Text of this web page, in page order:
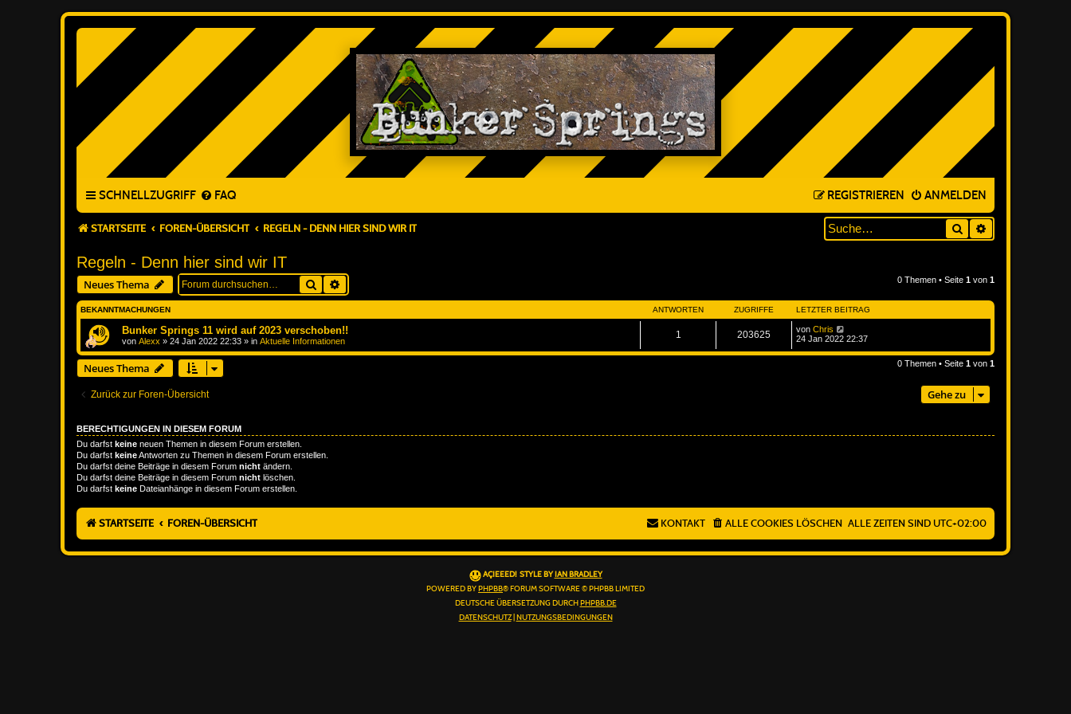
SCHNELLZUGRIFF FAQ ANMELDEN
REGISTRIEREN
STARTSEITE FOREN-ÜBERSICHT REGELN - DENN HIER SIND WIR IT Suche
Regeln - Denn hier sind wir IT
Neues Thema Suche 0 Themen • Seite 1 von 1
BEKANNTMACHUNGEN ANTWORTEN ZUGRIFFE LETZTER BEITRAG
Bunker Springs 11 wird auf 2023 verschoben!!
von Alexx » 24 Jan 2022 22:33 » in Aktuelle Informationen
1 203625 von Chris
24 Jan 2022 22:37
Neues Thema 0 Themen • Seite 1 von 1
Zurück zur Foren-Übersicht Gehe zu
BERECHTIGUNGEN IN DIESEM FORUM
Du darfst keine neuen Themen in diesem Forum erstellen.
Du darfst keineAntworten zu Themen in diesem Forum erstellen.
Du darfst deine Beiträge in diesem Forum nicht ändern.
Du darfst deine Beiträge in diesem Forum nicht löschen.
Du darfst keine Dateianhänge in diesem Forum erstellen.
STARTSEITE FOREN-ÜBERSICHT ALLE ZEITEN SIND UTC+02:00
ALLE COOKIES LÖSCHEN
KONTAKT
AÇIEEED! STYLE BY IAN BRADLEY
POWERED BY PHPBB® FORUM SOFTWARE © PHPBB LIMITED
DEUTSCHE ÜBERSETZUNG DURCH PHPBB.DE
DATENSCHUTZ| NUTZUNGSBEDINGUNGEN